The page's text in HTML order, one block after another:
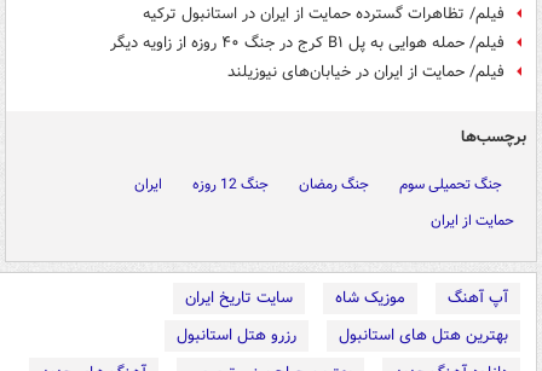
فیلم/ تظاهرات گسترده حمایت از ایران در استانبول ترکیه
فیلم/ حمله هوایی به پل B۱ کرج در جنگ ۴۰ روزه از زاویه دیگر
فیلم/ حمایت از ایران در خیابان‌های نیوزیلند
برچسب‌ها
جنگ تحمیلی سوم جنگ رمضان جنگ 12 روزه
ایران
حمایت از ایران
آپ آهنگ موزیک شاه
سایت تاریخ ایران
بهترین هتل های استانبول
رزرو هتل استانبول